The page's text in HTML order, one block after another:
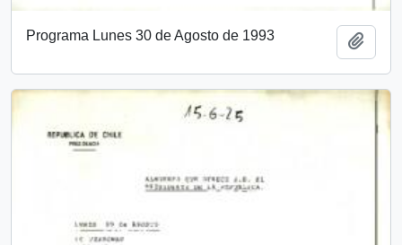
Programa Lunes 30 de Agosto de 1993